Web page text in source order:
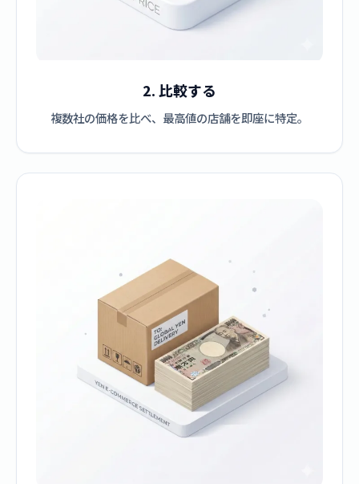
2. 比較する
複数社の価格を比べ、最高値の店舗を即座に特定。